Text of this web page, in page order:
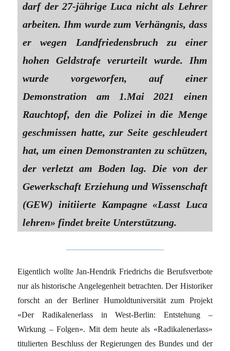
darf der 27-jährige Luca nicht als Lehrer
arbeiten. Ihm wurde zum Verhängnis, dass
er wegen Landfriedensbruch zu einer
hohen Geldstrafe verurteilt wurde. Ihm
wurde vorgeworfen, auf einer
Demonstration am 1.Mai 2021 einen
Rauchtopf, den die Polizei in die Menge
geschmissen hatte, zur Seite geschleudert
hat, um einen Demonstranten zu schützen,
der verletzt am Boden lag. Die von der
Gewerkschaft Erziehung und Wissenschaft
(GEW) initiierte Kampagne «Lasst Luca
lehren» findet breite Unterstützung.
Eigentlich wollte Jan-Hendrik Friedrichs die Berufsverbote
nur als historische Angelegenheit betrachten. Der Historiker
forscht an der Berliner Humoldtuniversität zum Projekt
«Der Radikalenerlass in West-Berlin: Entstehung –
Wirkung – Folgen». Mit dem heute als «Radikalenerlass»
titulierten Beschluss der Regierungen des Bundes und der